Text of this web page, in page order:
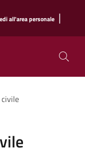
all'area personale |